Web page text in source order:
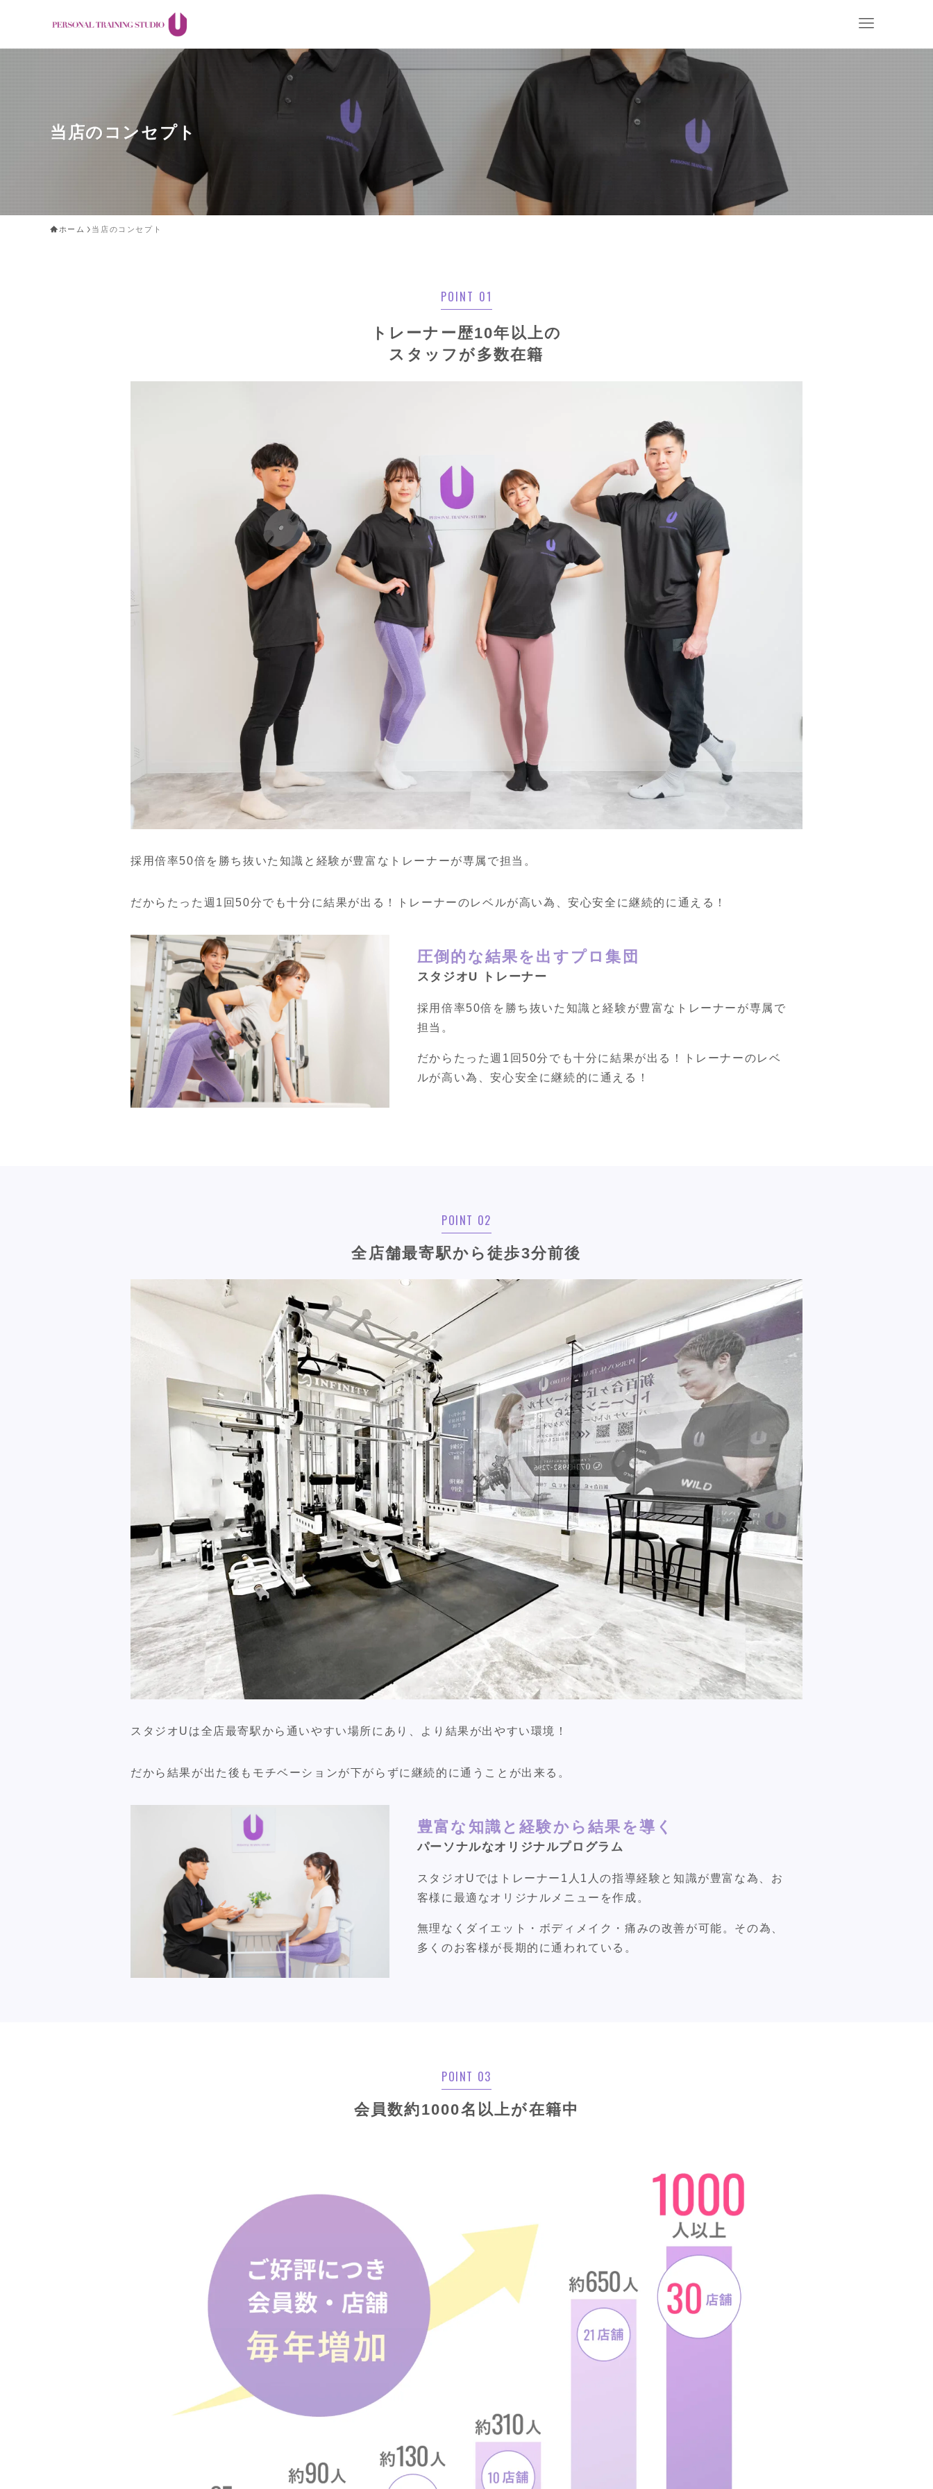
当店のコンセプト
ホーム 当店のコンセプト
POINT 01
トレーナー歴10年以上の
スタッフが多数在籍
採用倍率50倍を勝ち抜いた知識と経験が豊富なトレーナーが専属で担当。
だからたった週1回50分でも十分に結果が出る！トレーナーのレベルが高い為、安心安全に継続的に通える！
圧倒的な結果を出すプロ集団
スタジオU トレーナー
採用倍率50倍を勝ち抜いた知識と経験が豊富なトレーナーが専属で
担当。
だからたった週1回50分でも十分に結果が出る！トレーナーのレベ
ルが高い為、安心安全に継続的に通える！
POINT 02
全店舗最寄駅から徒歩3分前後
スタジオUは全店最寄駅から通いやすい場所にあり、より結果が出やすい環境！
だから結果が出た後もモチベーションが下がらずに継続的に通うことが出来る。
豊富な知識と経験から結果を導く
パーソナルなオリジナルプログラム
スタジオUではトレーナー1人1人の指導経験と知識が豊富な為、お
客様に最適なオリジナルメニューを作成。
無理なくダイエット・ボディメイク・痛みの改善が可能。その為、
多くのお客様が長期的に通われている。
POINT 03
会員数約1000名以上が在籍中